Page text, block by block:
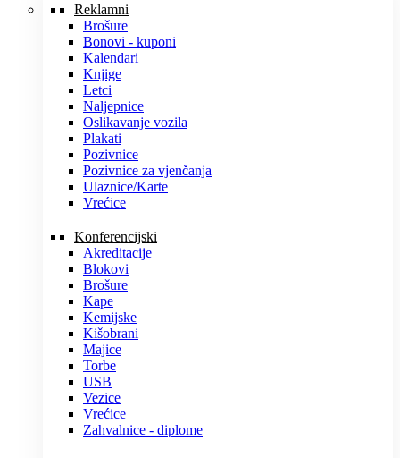
Reklamni
Brošure
Bonovi - kuponi
Kalendari
Knjige
Letci
Naljepnice
Oslikavanje vozila
Plakati
Pozivnice
Pozivnice za vjenčanja
Ulaznice/Karte
Vrećice
Konferencijski
Akreditacije
Blokovi
Brošure
Kape
Kemijske
Kišobrani
Majice
Torbe
USB
Vezice
Vrećice
Zahvalnice - diplome